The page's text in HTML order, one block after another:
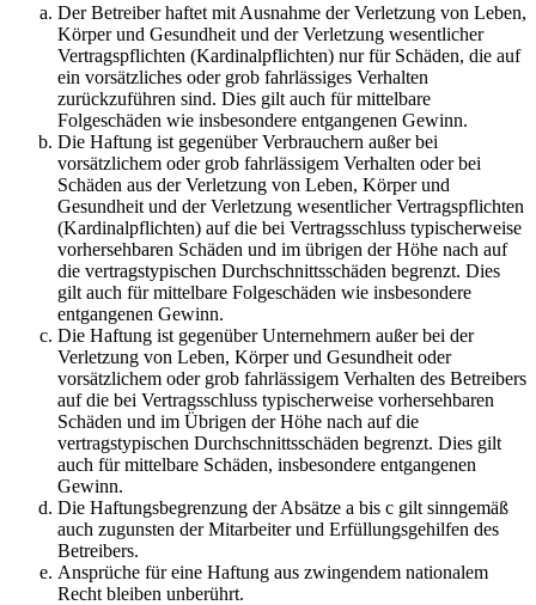
Der Betreiber haftet mit Ausnahme der Verletzung von Leben,
Körper und Gesundheit und der Verletzung wesentlicher
Vertragspflichten (Kardinalpflichten) nur für Schäden, die auf
ein vorsätzliches oder grob fahrlässiges Verhalten
zurückzuführen sind. Dies gilt auch für mittelbare
Folgeschäden wie insbesondere entgangenen Gewinn.
Die Haftung ist gegenüber Verbrauchern außer bei
vorsätzlichem oder grob fahrlässigem Verhalten oder bei
Schäden aus der Verletzung von Leben, Körper und
Gesundheit und der Verletzung wesentlicher Vertragspflichten
(Kardinalpflichten) auf die bei Vertragsschluss typischerweise
vorhersehbaren Schäden und im übrigen der Höhe nach auf
die vertragstypischen Durchschnittsschäden begrenzt. Dies
gilt auch für mittelbare Folgeschäden wie insbesondere
entgangenen Gewinn.
Die Haftung ist gegenüber Unternehmern außer bei der
Verletzung von Leben, Körper und Gesundheit oder
vorsätzlichem oder grob fahrlässigem Verhalten des Betreibers
auf die bei Vertragsschluss typischerweise vorhersehbaren
Schäden und im Übrigen der Höhe nach auf die
vertragstypischen Durchschnittsschäden begrenzt. Dies gilt
auch für mittelbare Schäden, insbesondere entgangenen
Gewinn.
Die Haftungsbegrenzung der Absätze a bis c gilt sinngemäß
auch zugunsten der Mitarbeiter und Erfüllungsgehilfen des
Betreibers.
Ansprüche für eine Haftung aus zwingendem nationalem
Recht bleiben unberührt.